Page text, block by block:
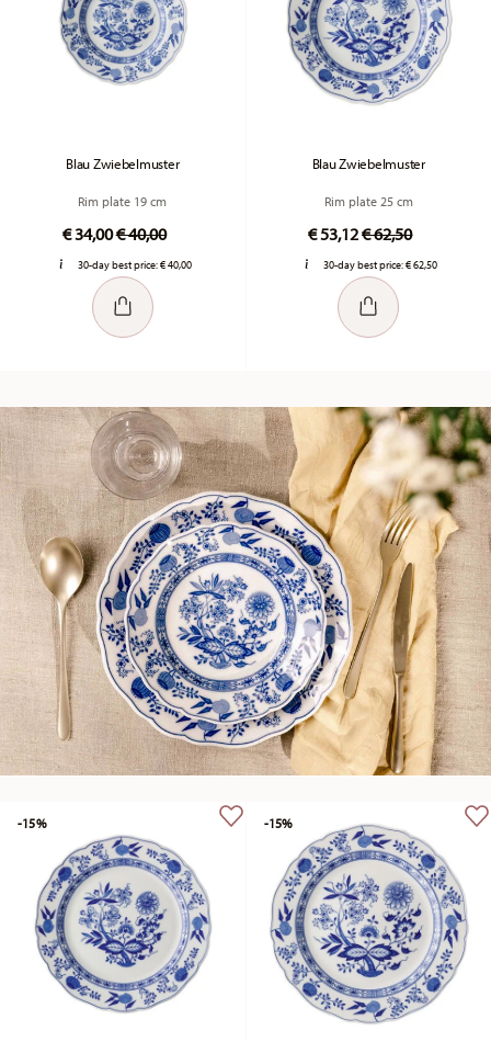
Blau Zwiebelmuster
Rim plate 19 cm
€ 34,00Price reduced from
€ 40,00to
30-day best price:€ 40,00
Blau Zwiebelmuster
Rim plate 25 cm
€ 53,12Price reduced
€ 62,50to
30-day best price:€ 62,50
-15% -15%